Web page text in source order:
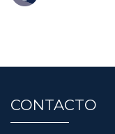
CONTACTO